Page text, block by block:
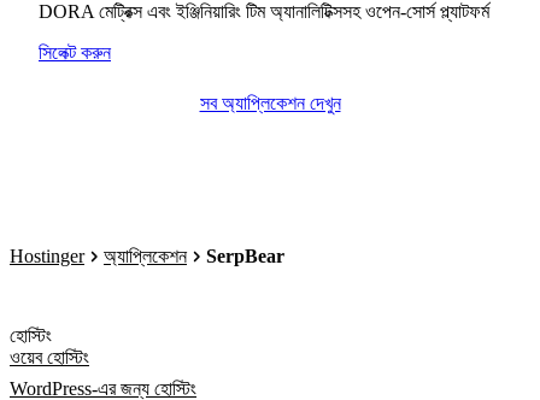
DORA মেট্রিক্স এবং ইঞ্জিনিয়ারিং টিম অ্যানালিটিক্সসহ ওপেন-সোর্স প্ল্যাটফর্ম
সিলেক্ট করুন
সব অ্যাপ্লিকেশন দেখুন
Hostinger অ্যাপ্লিকেশন SerpBear
হোস্টিং
ওয়েব হোস্টিং
WordPress-এর জন্য হোস্টিং